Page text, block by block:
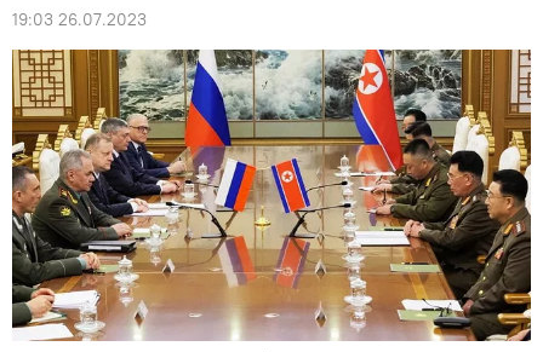
19:03 26.07.2023